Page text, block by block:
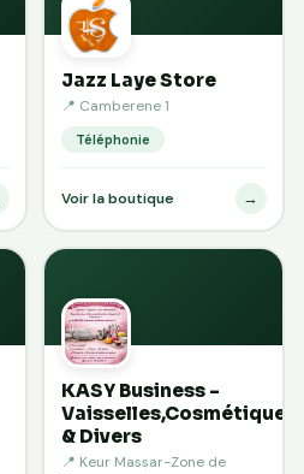
Jazz Laye Store
📍 Camberene 1
Téléphonie
Voir la boutique →
KASY Business -
Vaisselles,Cosmétiques
& Divers
📍 Keur Massar-Zone de